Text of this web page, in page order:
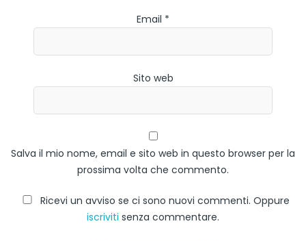
Email *
Sito web
Salva il mio nome, email e sito web in questo browser per la
prossima volta che commento.
Ricevi un avviso se ci sono nuovi commenti. Oppure
iscriviti senza commentare.